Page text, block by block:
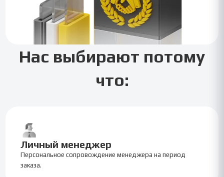
Нас выбирают потому
что:
Личный менеджер
Персональное сопровождение менеджера на период
заказа.